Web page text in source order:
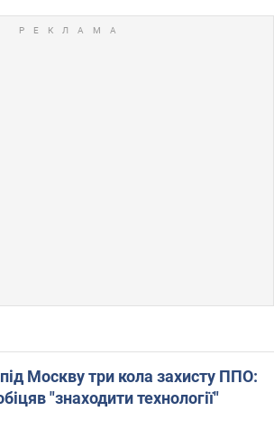
Москву три кола захисту ППО:
"знаходити технології"